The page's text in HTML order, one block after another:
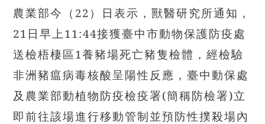
農業部今（22）日表示，獸醫研究所通知，
21日早上11:44接獲臺中市動物保護防疫處
送檢梧棲區1養豬場死亡豬隻檢體，經檢驗
非洲豬瘟病毒核酸呈陽性反應，臺中動保處
及農業部動植物防疫檢疫署(簡稱防檢署)立
即前往該場進行移動管制並預防性撲殺場內